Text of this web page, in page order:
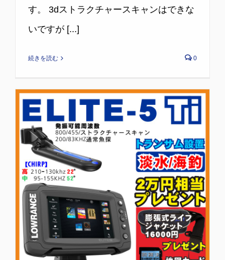
す。 3dストラクチャースキャンはできな
いですが [...]
続きを読む 0